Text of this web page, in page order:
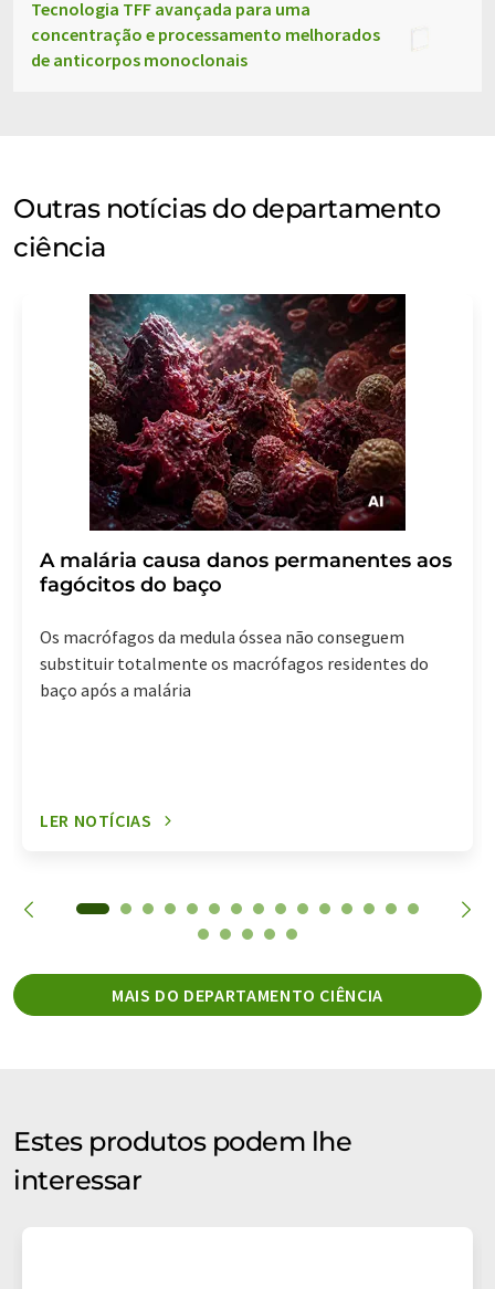
Tecnologia TFF avançada para uma
concentração e processamento melhorados
de anticorpos monoclonais
Outras notícias do departamento
ciência
A malária causa danos permanentes aos
fagócitos do baço
Os macrófagos da medula óssea não conseguem
substituir totalmente os macrófagos residentes do
baço após a malária
LER NOTÍCIAS
MAIS DO DEPARTAMENTO CIÊNCIA
Estes produtos podem lhe
interessar